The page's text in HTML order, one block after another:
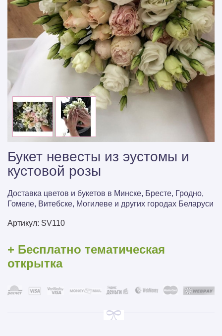
Букет невесты из эустомы и
кустовой розы
Доставка цветов и букетов в Минске, Бресте, Гродно,
Гомеле, Витебске, Могилеве и других городах Беларуси
Артикул: SV110
+ Бесплатно тематическая
открытка